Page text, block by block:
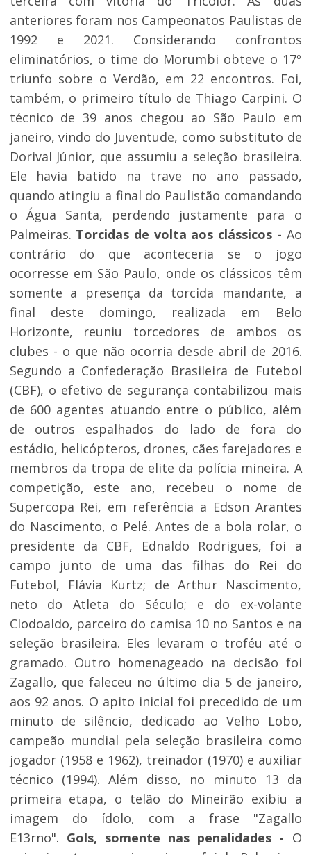
anteriores foram nos Campeonatos Paulistas de
1992 e 2021. Considerando confrontos
eliminatórios, o time do Morumbi obteve o 17º
triunfo sobre o Verdão, em 22 encontros. Foi,
também, o primeiro título de Thiago Carpini. O
técnico de 39 anos chegou ao São Paulo em
janeiro, vindo do Juventude, como substituto de
Dorival Júnior, que assumiu a seleção brasileira.
Ele havia batido na trave no ano passado,
quando atingiu a final do Paulistão comandando
o Água Santa, perdendo justamente para o
Palmeiras. Torcidas de volta aos clássicos - Ao
contrário do que aconteceria se o jogo
ocorresse em São Paulo, onde os clássicos têm
somente a presença da torcida mandante, a
final deste domingo, realizada em Belo
Horizonte, reuniu torcedores de ambos os
clubes - o que não ocorria desde abril de 2016.
Segundo a Confederação Brasileira de Futebol
(CBF), o efetivo de segurança contabilizou mais
de 600 agentes atuando entre o público, além
de outros espalhados do lado de fora do
estádio, helicópteros, drones, cães farejadores e
membros da tropa de elite da polícia mineira. A
competição, este ano, recebeu o nome de
Supercopa Rei, em referência a Edson Arantes
do Nascimento, o Pelé. Antes de a bola rolar, o
presidente da CBF, Ednaldo Rodrigues, foi a
campo junto de uma das filhas do Rei do
Futebol, Flávia Kurtz; de Arthur Nascimento,
neto do Atleta do Século; e do ex-volante
Clodoaldo, parceiro do camisa 10 no Santos e na
seleção brasileira. Eles levaram o troféu até o
gramado. Outro homenageado na decisão foi
Zagallo, que faleceu no último dia 5 de janeiro,
aos 92 anos. O apito inicial foi precedido de um
minuto de silêncio, dedicado ao Velho Lobo,
campeão mundial pela seleção brasileira como
jogador (1958 e 1962), treinador (1970) e auxiliar
técnico (1994). Além disso, no minuto 13 da
primeira etapa, o telão do Mineirão exibiu a
imagem do ídolo, com a frase "Zagallo
E13rno". Gols, somente nas penalidades - O